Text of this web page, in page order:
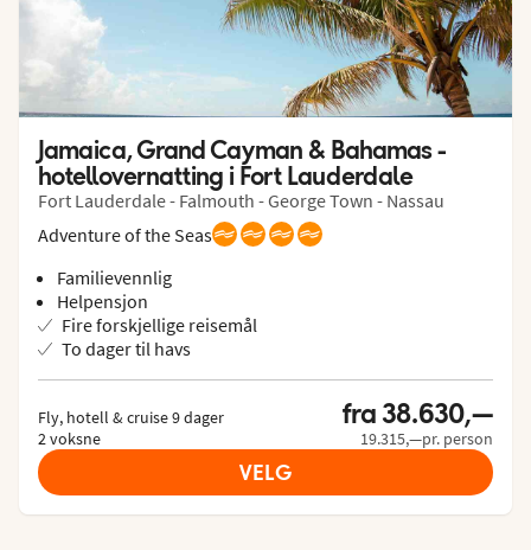
Jamaica, Grand Cayman & Bahamas -
hotellovernatting i Fort Lauderdale
Fort Lauderdale - Falmouth - George Town - Nassau
Adventure of the Seas
Familievennlig
Helpensjon
Fire forskjellige reisemål
To dager til havs
Fly, hotell & cruise 9 dager
2 voksne
fra 38.630,—
19.315,—pr. person
VELG